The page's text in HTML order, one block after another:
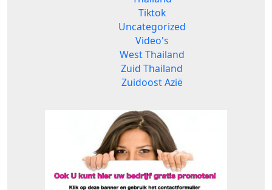
Tiktok
Uncategorized
Video's
West Thailand
Zuid Thailand
Zuidoost Azië